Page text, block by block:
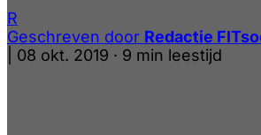
R
Geschreven door Redactie
08 okt. 2019 · 9 min leestijd